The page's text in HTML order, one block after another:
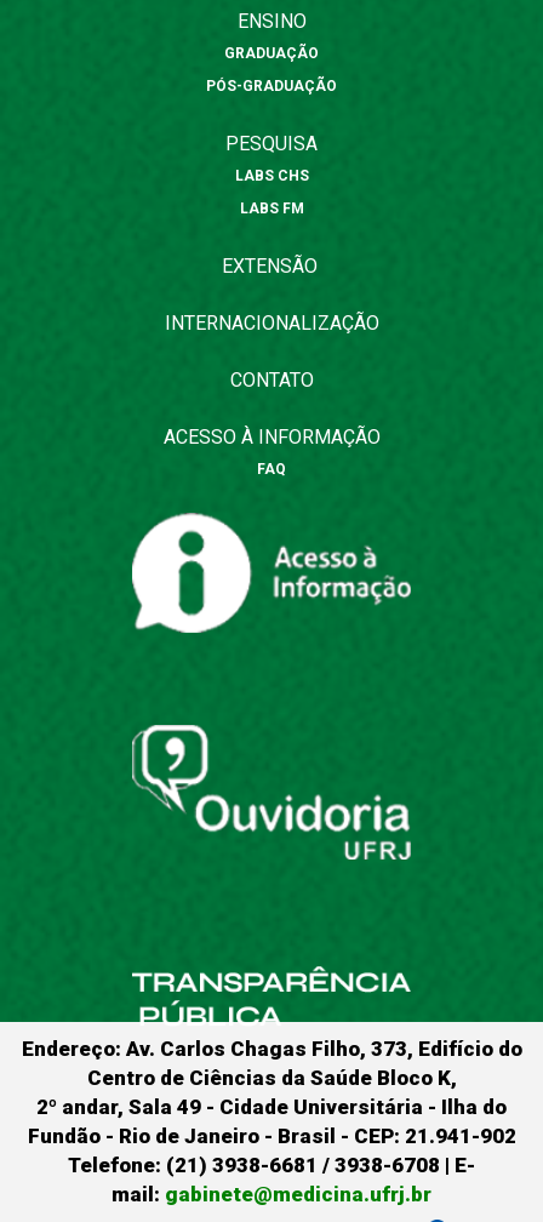
ENSINO
GRADUAÇÃO
PÓS-GRADUAÇÃO
PESQUISA
LABS CHS
LABS FM
EXTENSÃO
INTERNACIONALIZAÇÃO
CONTATO
ACESSO À INFORMAÇÃO
FAQ
Endereço: Av. Carlos Chagas Filho, 373, Edifício do
Centro de Ciências da Saúde Bloco K,
2º andar, Sala 49 - Cidade Universitária - Ilha do
Fundão - Rio de Janeiro - Brasil - CEP: 21.941-902
Telefone: (21) 3938-6681 / 3938-6708 | E-
mail: gabinete@medicina.ufrj.br